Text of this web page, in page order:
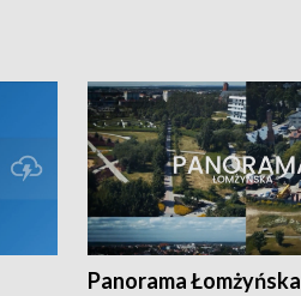
Panorama Łomżyńska